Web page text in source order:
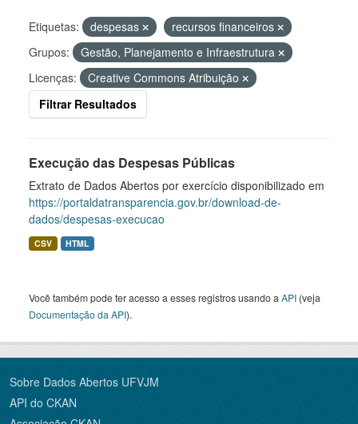
Etiquetas: despesas
recursos financeiros
Grupos:
Gestão, Planejamento e Infraestrutura
Licenças:
Creative Commons Atribuição
Filtrar Resultados
Execução das Despesas Públicas
Extrato de Dados Abertos por exercício disponibilizado em
https://portaldatransparencia.gov.br/download-de-
dados/despesas-execucao
CSV HTML
Você também pode ter acesso a esses registros usando a API (veja
Documentação da API).
Sobre Dados Abertos UFVJM
API do CKAN